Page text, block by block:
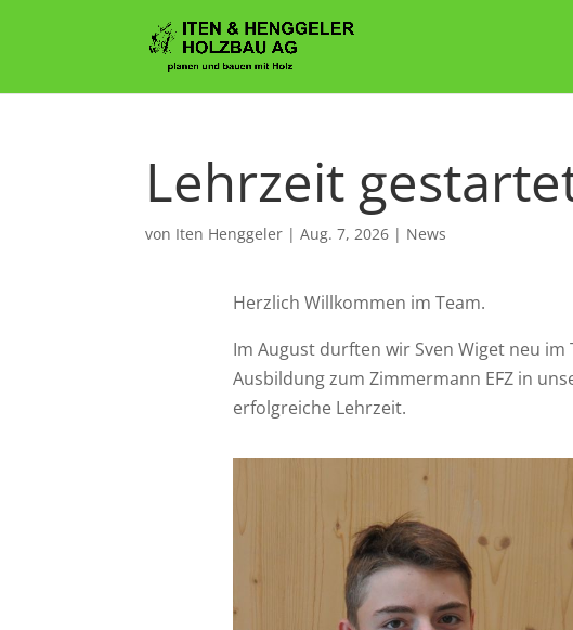
Lehrzeit
von Iten Henggeler |Aug. 7, 2026 | News
Herzlich Willkommen im Team.
Im August durften wir Sven Wiget neu
Ausbildung zum Zimmermann EFZ in
erfolgreiche Lehrzeit.